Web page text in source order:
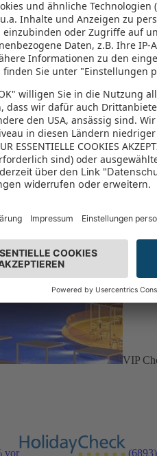
Paket kombiniert werden
VIP
vor (6893)